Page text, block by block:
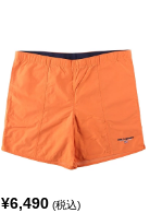
¥6,490 (税込)